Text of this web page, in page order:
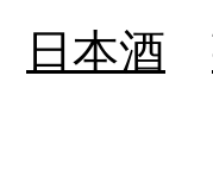
日本酒